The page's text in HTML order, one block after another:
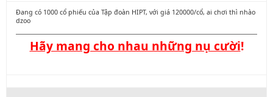
Đang có 1000 cổ phiếu của Tập đoàn HIPT, với giá 120000/cổ, ai chơi thì nhào
dzoo
Hãy mang cho nhau những nụ cười!